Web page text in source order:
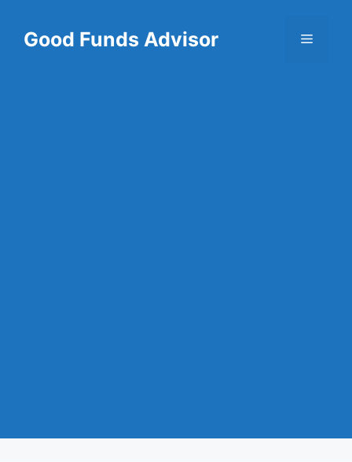
Good Funds Advisor Menu